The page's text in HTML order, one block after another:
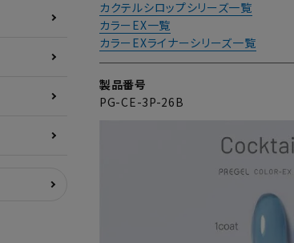
カクテルシロップシリーズ一覧
カラーEX一覧
カラーEXライナーシリーズ一覧
製品番号
PG-CE-3P-26B